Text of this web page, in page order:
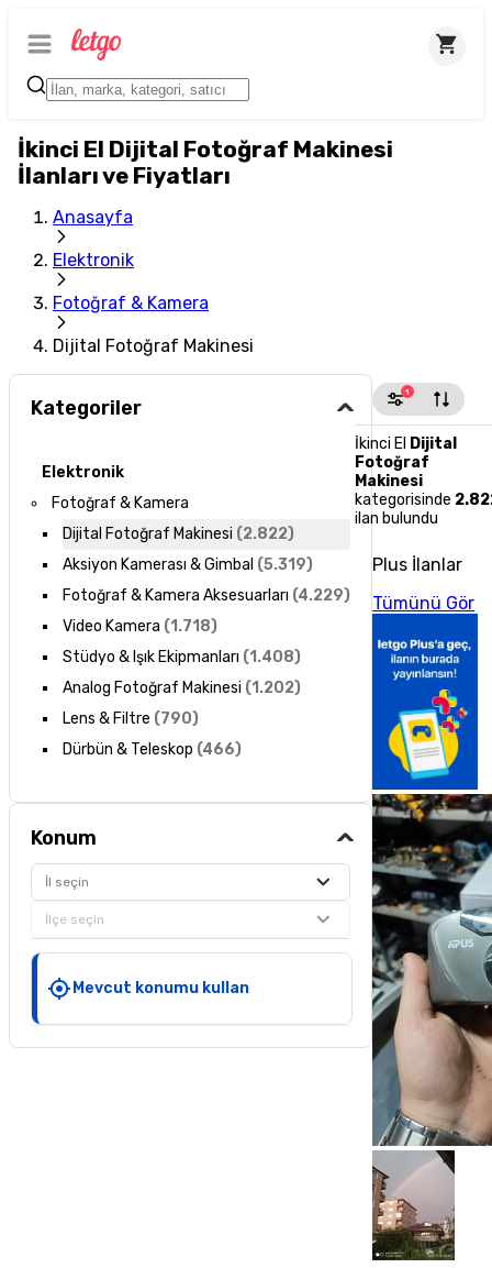
İkinci El Dijital Fotoğraf Makinesi
İlanları ve Fiyatları
Anasayfa
Elektronik
Fotoğraf & Kamera
Dijital Fotoğraf Makinesi
Kategoriler
Elektronik
Fotoğraf & Kamera
Dijital Fotoğraf Makinesi (2.822)
Aksiyon Kamerası & Gimbal (5.319)
Fotoğraf & Kamera Aksesuarları (4.229)
Video Kamera (1.718)
Stüdyo & Işık Ekipmanları (1.408)
Analog Fotoğraf Makinesi (1.202)
Lens & Filtre (790)
Dürbün & Teleskop (466)
Konum
İl seçin
İlçe seçin
Mevcut konumu kullan
1
İkinci El Dijital
Fotoğraf
Makinesi
kategorisinde
ilan bulundu
Plus İlanlar
Tümünü Gör